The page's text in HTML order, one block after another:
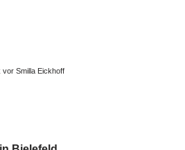
vor Smilla Eickhoff